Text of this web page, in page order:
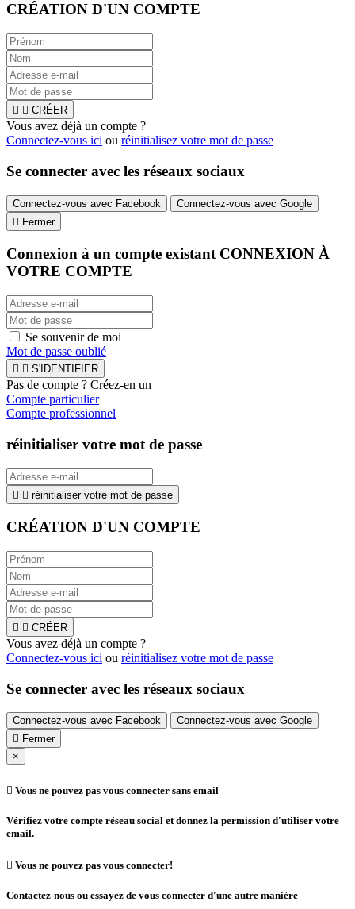
CRÉATION D'UN COMPTE
  CRÉER
Vous avez déjà un compte ?
Connectez-vous ici ou réinitialisez votre mot de passe
Se connecter avec les réseaux sociaux
Connectez-vous avec Facebook
Connectez-vous avec Google
 Fermer
Connexion à un compte existant CONNEXION À
VOTRE COMPTE
Se souvenir de moi
Mot de passe oublié
  S'IDENTIFIER
Pas de compte ? Créez-en un
Compte particulier
Compte professionnel
réinitialiser votre mot de passe
  réinitialiser votre mot de passe
CRÉATION D'UN COMPTE
  CRÉER
Vous avez déjà un compte ?
Connectez-vous ici ou réinitialisez votre mot de passe
Se connecter avec les réseaux sociaux
Connectez-vous avec Facebook
Connectez-vous avec Google
 Fermer
×
 Vous ne pouvez pas vous connecter sans email
Vérifiez votre compte réseau social et donnez la permission d'utiliser votre
email.
 Vous ne pouvez pas vous connecter!
Contactez-nous ou essayez de vous connecter d'une autre manière